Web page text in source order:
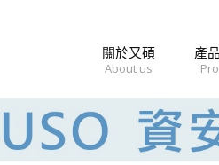
關於又碩
About us
產